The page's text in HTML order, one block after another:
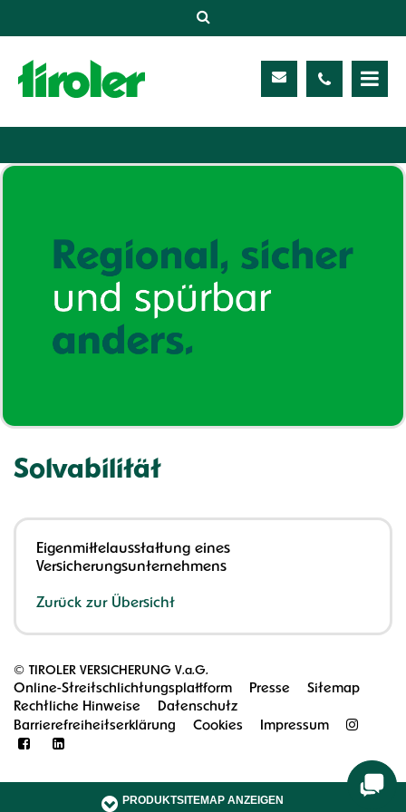
Service
Meine TIROLER
Karriere
Solvabilität
Eigenmittelausstattung eines
Versicherungsunternehmens
Zurück zur Übersicht
© TIROLER VERSICHERUNG V.a.G.
Online-Streitschlichtungsplattform
Presse
Sitemap
Rechtliche Hinweise
Datenschutz
Barrierefreiheitserklärung
Cookies Impressum
PRODUKTSITEMAP ANZEIGEN